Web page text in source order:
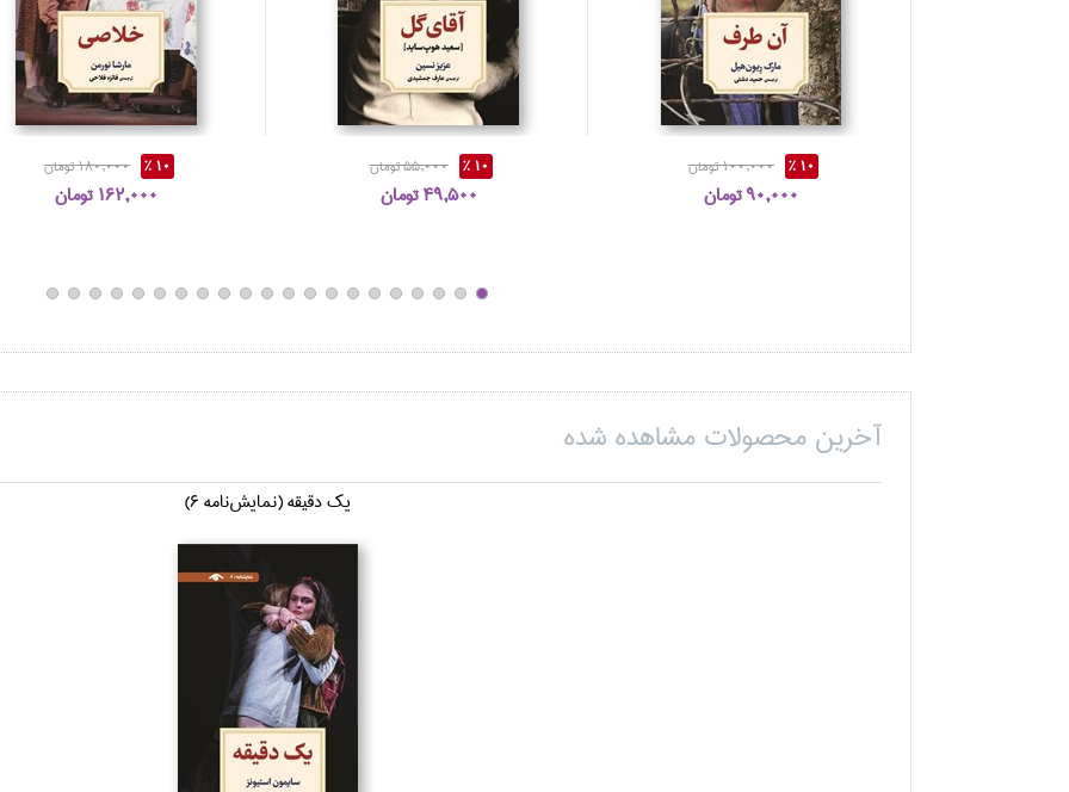
10 % 100,000 تومان
90,000 تومان
10 % 55,000 تومان
49,500 تومان
10 % 180,000 تومان
162,000 تومان
آخرین محصولات مشاهده شده
يك دقيقه (نمايش‌نامه 6)